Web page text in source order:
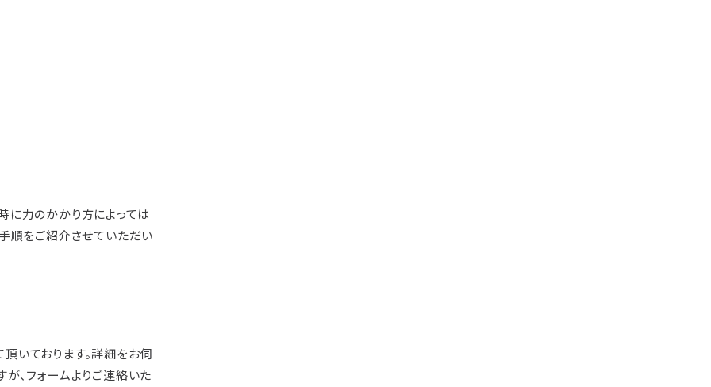
に力のかかり方によっては
順をご紹介させていただい
いております。詳細をお伺
、フォームよりご連絡いた